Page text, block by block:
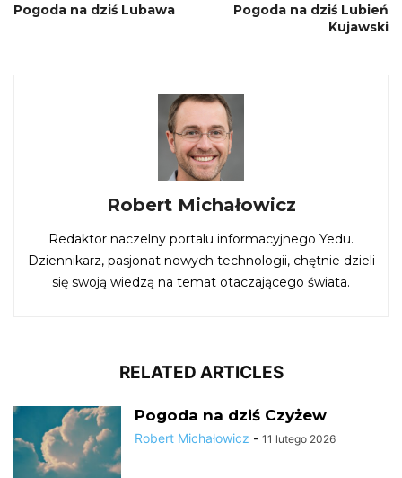
Pogoda na dziś Lubawa
Pogoda na dziś Lubień
Kujawski
Robert Michałowicz
Redaktor naczelny portalu informacyjnego Yedu.
Dziennikarz, pasjonat nowych technologii, chętnie dzieli
się swoją wiedzą na temat otaczającego świata.
RELATED ARTICLES
Pogoda na dziś Czyżew
Robert Michałowicz - 11 lutego 2026